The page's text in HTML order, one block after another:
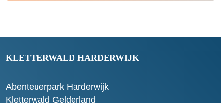
KLETTERWALD HARDERWIJK
Abenteuerpark Harderwijk
Kletterwald Gelderland